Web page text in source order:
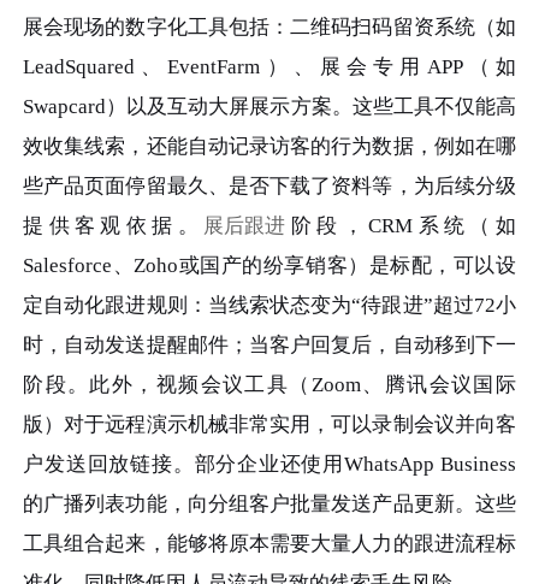
展会现场的数字化工具包括：二维码扫码留资系统（如
LeadSquared、EventFarm）、展会专用APP（如
Swapcard）以及互动大屏展示方案。这些工具不仅能高
效收集线索，还能自动记录访客的行为数据，例如在哪
些产品页面停留最久、是否下载了资料等，为后续分级
提供客观依据。 展后跟进 阶段，CRM系统（如
Salesforce、Zoho或国产的纷享销客）是标配，可以设
定自动化跟进规则：当线索状态变为“待跟进”超过72小
时，自动发送提醒邮件；当客户回复后，自动移到下一
阶段。此外，视频会议工具（Zoom、腾讯会议国际
版）对于远程演示机械非常实用，可以录制会议并向客
户发送回放链接。部分企业还使用WhatsApp Business
的广播列表功能，向分组客户批量发送产品更新。这些
工具组合起来，能够将原本需要大量人力的跟进流程标